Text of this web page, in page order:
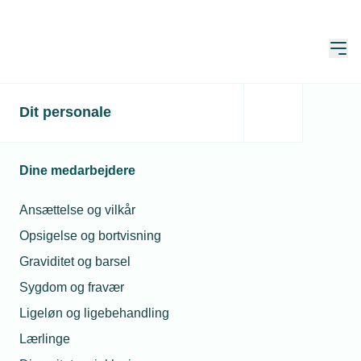
Dit personale
Dine medarbejdere
Ansættelse og vilkår
Opsigelse og bortvisning
Graviditet og barsel
Sygdom og fravær
Ligeløn og ligebehandling
Lærlinge
Københavns
Laug: Tag familien med til
jul i Hareskoven
Traditionen tro - også for ny indmeldte
medlemmer - mødes vi denne lørdag
med familien til julerier i skoven.